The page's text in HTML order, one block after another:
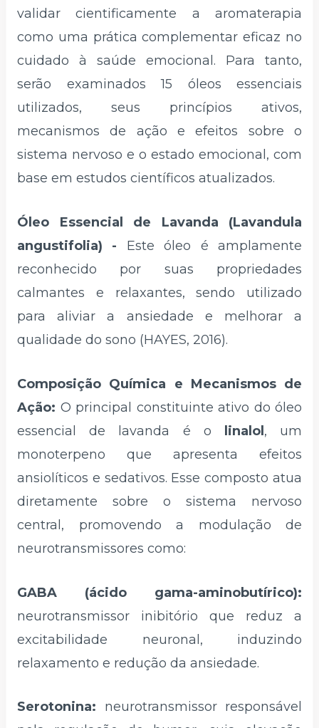
validar cientificamente a aromaterapia
como uma prática complementar eficaz no
cuidado à saúde emocional. Para tanto,
serão examinados 15 óleos essenciais
utilizados, seus princípios ativos,
mecanismos de ação e efeitos sobre o
sistema nervoso e o estado emocional, com
base em estudos científicos atualizados.
Óleo Essencial de Lavanda (Lavandula
angustifolia) - Este óleo é amplamente
reconhecido por suas propriedades
calmantes e relaxantes, sendo utilizado
para aliviar a ansiedade e melhorar a
qualidade do sono (HAYES, 2016).
Composição Química e Mecanismos de
Ação: O principal constituinte ativo do óleo
essencial de lavanda é o
linalol , um
monoterpeno que apresenta efeitos
ansiolíticos e sedativos. Esse composto atua
diretamente sobre o sistema nervoso
central, promovendo a modulação de
neurotransmissores como:
GABA (ácido gama-aminobutírico):
neurotransmissor inibitório que reduz a
excitabilidade neuronal, induzindo
relaxamento e redução da ansiedade.
Serotonina: neurotransmissor responsável